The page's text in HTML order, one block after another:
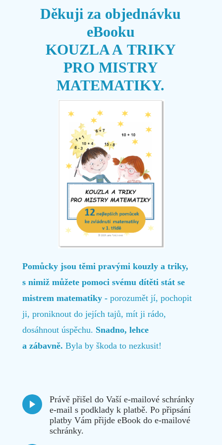
Děkuji za objednávku
eBooku
KOUZLA A TRIKY
PRO MISTRY
MATEMATIKY.
Pomůcky jsou těmi pravými kouzly a triky,
s nimiž můžete pomoci svému dítěti stát se
mistrem matematiky - porozumět jí, pochopit
ji, proniknout do jejích tajů, mít ji rádo,
dosáhnout úspěchu. Snadno, lehce
a zábavně. Byla by škoda to nezkusit!
Právě přišel do Vaší e-mailové schránky
e-mail s podklady k platbě. Po připsání
platby Vám přijde eBook do e-mailové
schránky.